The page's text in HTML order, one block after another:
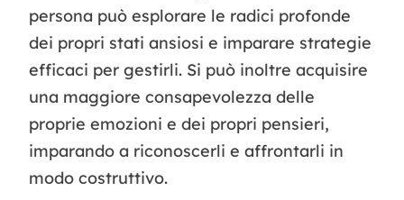
persona può esplorare le radici profonde
dei propri stati ansiosi e imparare strategie
efficaci per gestirli. Si può inoltre acquisire
una maggiore consapevolezza delle
proprie emozioni e dei propri pensieri,
imparando a riconoscerli e affrontarli in
modo costruttivo.